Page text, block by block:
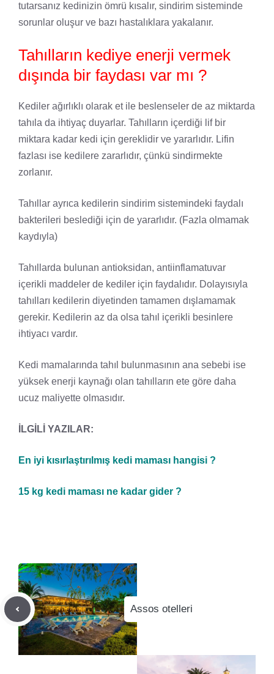
tutarsanız kedinizin ömrü kısalır, sindirim sisteminde
sorunlar oluşur ve bazı hastalıklara yakalanır.
Tahılların kediye enerji vermek
dışında bir faydası var mı ?
Kediler ağırlıklı olarak et ile beslenseler de az miktarda
tahıla da ihtiyaç duyarlar. Tahılların içerdiği lif bir
miktara kadar kedi için gereklidir ve yararlıdır. Lifin
fazlası ise kedilere zararlıdır, çünkü sindirmekte
zorlanır.
Tahıllar ayrıca kedilerin sindirim sistemindeki faydalı
bakterileri beslediği için de yararlıdır. (Fazla olmamak
kaydıyla)
Tahıllarda bulunan antioksidan, antiinflamatuvar
içerikli maddeler de kediler için faydalıdır. Dolayısıyla
tahılları kedilerin diyetinden tamamen dışlamamak
gerekir. Kedilerin az da olsa tahıl içerikli besinlere
ihtiyacı vardır.
Kedi mamalarında tahıl bulunmasının ana sebebi ise
yüksek enerji kaynağı olan tahılların ete göre daha
ucuz maliyette olmasıdır.
İLGİLİ YAZILAR:
En iyi kısırlaştırılmış kedi maması hangisi ?
15 kg kedi maması ne kadar gider ?
Assos otelleri